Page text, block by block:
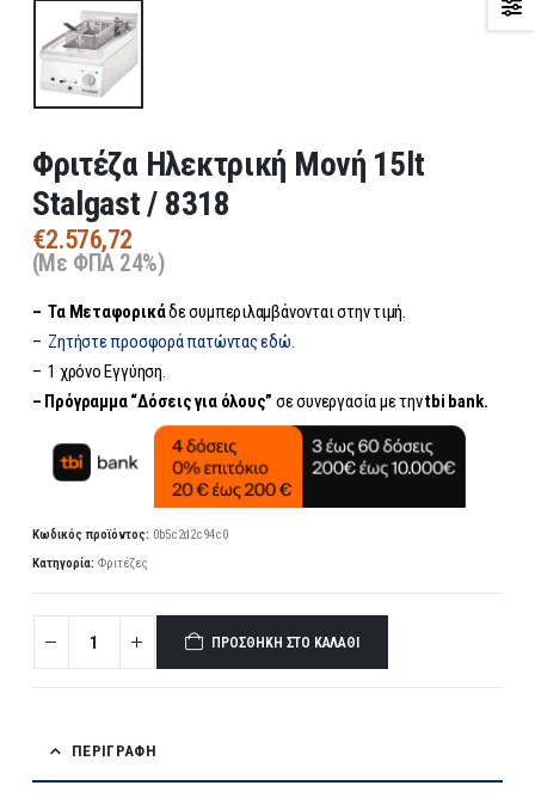
Φριτέζα Ηλεκτρική Μονή 15lt
Stalgast / 8318
€2.576,72
(Με ΦΠΑ 24%)
– Τα Μεταφορικάδε συμπεριλαμβάνονται στην τιμή.
– Ζητήστε προσφορά πατώντας εδώ.
– 1 χρόνο Εγγύηση.
– Πρόγραμμα “Δόσεις για όλους” σε συνεργασία με τηνtbi bank.
Κωδικός προϊόντος: 0b5c2d2c94c0
Κατηγορία: Φριτέζες
ΠΡΟΣΘΉΚΗ ΣΤΟ ΚΑΛΆΘΙ
ΠΕΡΙΓΡΑΦΉ